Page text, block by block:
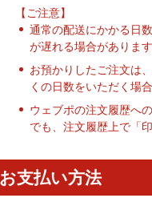
【ご注意】
通常の配送にかかる日
が遅れる場合があります
お預かりしたご注文は
くの日数をいただく場
ウェブポの注文履歴へ
でも、注文履歴上で「
お支払い方法